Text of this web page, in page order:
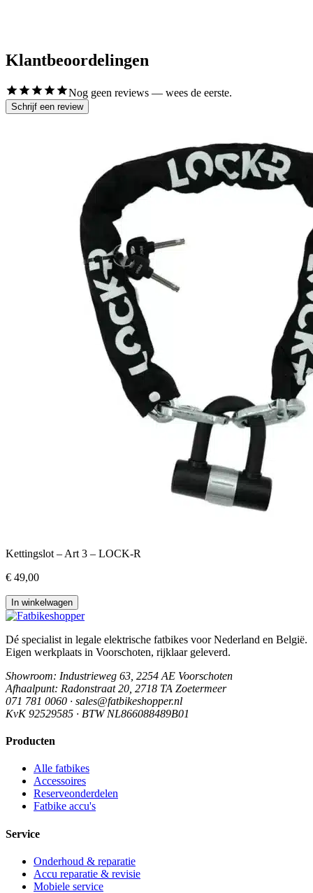
Klantbeoordelingen
Nog geen reviews — wees de eerste.
Schrijf een review
Kettingslot – Art 3 – LOCK-R
€ 49,00
In winkelwagen
Dé specialist in legale elektrische fatbikes voor Nederland en België.
Eigen werkplaats in Voorschoten, rijklaar geleverd.
Showroom: Industrieweg 63, 2254 AE Voorschoten
Afhaalpunt: Radonstraat 20, 2718 TA Zoetermeer
071 781 0060 · sales@fatbikeshopper.nl
KvK 92529585 · BTW NL866088489B01
Producten
Alle fatbikes
Accessoires
Reserveonderdelen
Fatbike accu's
Service
Onderhoud & reparatie
Accu reparatie & revisie
Mobiele service